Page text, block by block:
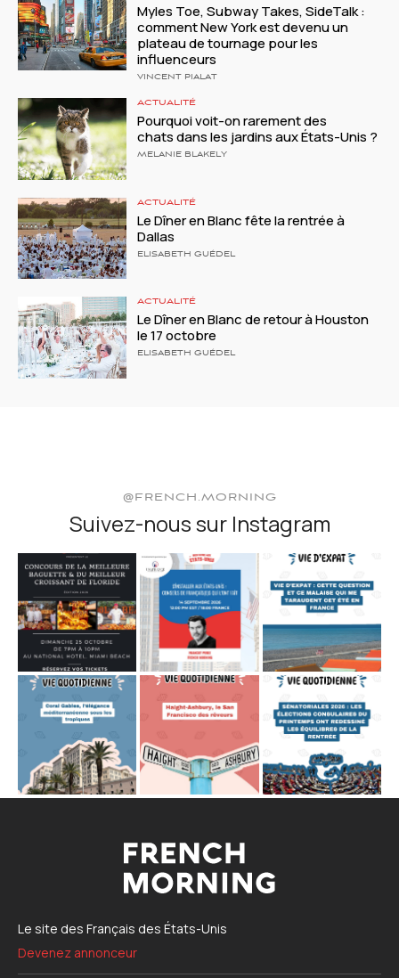
Myles Toe, Subway Takes, SideTalk :
comment New York est devenu un
plateau de tournage pour les
influenceurs
VINCENT PIALAT
ACTUALITÉ
Pourquoi voit-on rarement des
chats dans les jardins aux États-Unis ?
MELANIE BLAKELY
ACTUALITÉ
Le Dîner en Blanc fête la rentrée à
Dallas
ELISABETH GUÉDEL
ACTUALITÉ
Le Dîner en Blanc de retour à Houston
le 17 octobre
ELISABETH GUÉDEL
@FRENCH.MORNING
Suivez-nous sur Instagram
Le site des Français des États-Unis
Devenez annonceur